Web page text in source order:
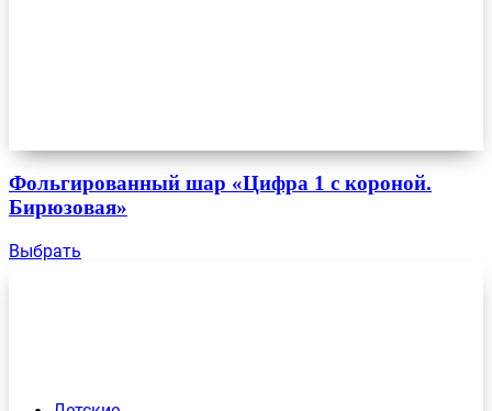
Фольгированный шар «Цифра 1 с короной.
Бирюзовая»
Выбрать